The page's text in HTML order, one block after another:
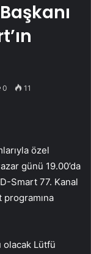
0 11
özel
günü 19.00’da
Smart 77. Kanal
programına
olacak Lütfü